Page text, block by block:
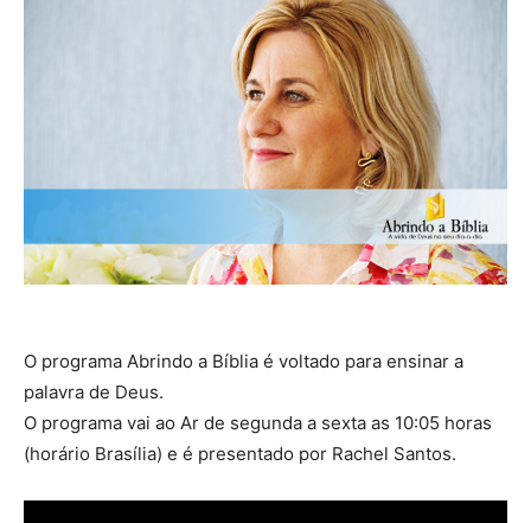
O programa Abrindo a Bíblia é voltado para ensinar a
palavra de Deus.
O programa vai ao Ar de segunda a sexta as 10:05 horas
(horário Brasília) e é presentado por Rachel Santos.